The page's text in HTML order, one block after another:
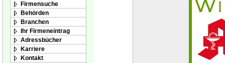
Firmensuche
Behörden
Branchen
Ihr Firmeneintrag
Adressbücher
Karriere
Kontakt